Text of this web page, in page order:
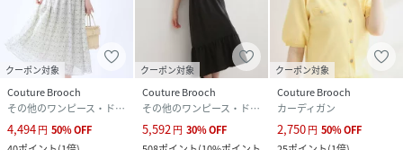
クーポン対象
Couture Brooch
その他のワンピース・ドレス
4,494円 50%OFF
クーポン対象
Couture Brooch
その他のワンピース・ドレス
5,592円 30%OFF
クーポン対象
Couture Brooch
カーディガン
2,750円 50%OFF